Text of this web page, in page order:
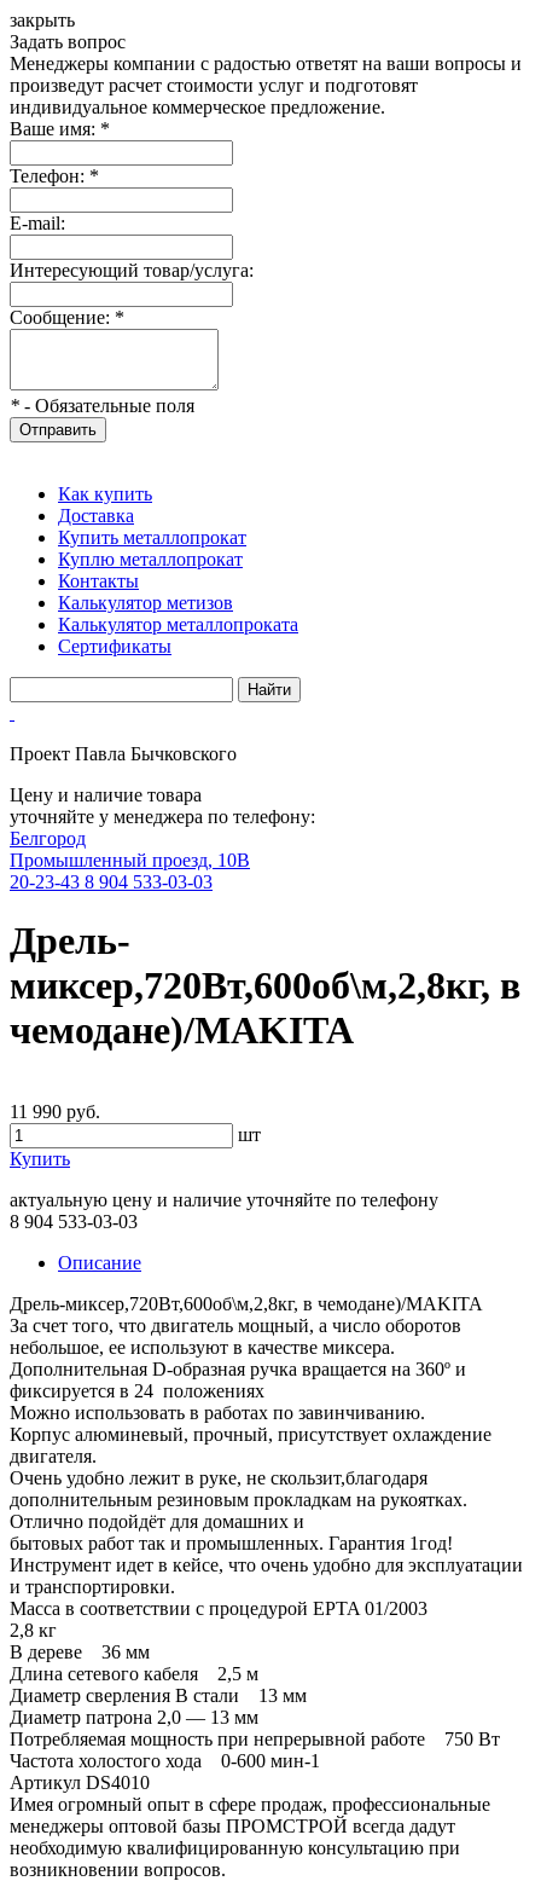
закрыть
Задать вопрос
Менеджеры компании с радостью ответят на ваши вопросы и
произведут расчет стоимости услуг и подготовят
индивидуальное коммерческое предложение.
Ваше имя: *
Телефон: *
E-mail:
Интересующий товар/услуга:
Сообщение: *
* - Обязательные поля
Отправить
Как купить
Доставка
Купить металлопрокат
Куплю металлопрокат
Контакты
Калькулятор метизов
Калькулятор металлопроката
Сертификаты
Проект Павла Бычковского
Цену и наличие товара
уточняйте у менеджера по телефону:
Белгород
Промышленный проезд, 10В
20-23-43 8 904 533-03-03
Дрель-
миксер,720Вт,600об\м,2,8кг, в
чемодане)/MAKITA
11 990 руб.
шт
Купить
актуальную цену и наличие уточняйте по телефону
8 904 533-03-03
Описание
Дрель-миксер,720Вт,600об\м,2,8кг, в чемодане)/MAKITA
За счет того, что двигатель мощный, а число оборотов
небольшое, ее используют в качестве миксера.
Дополнительная D-образная ручка вращается на 360º и
фиксируется в 24 положениях
Можно использовать в работах по завинчиванию.
Корпус алюминевый, прочный, присутствует охлаждение
двигателя.
Очень удобно лежит в руке, не скользит,благодаря
дополнительным резиновым прокладкам на рукоятках.
Отлично подойдёт для домашних и
бытовых работ так и промышленных. Гарантия 1год!
Инструмент идет в кейсе, что очень удобно для эксплуатации
и транспортировки.
Масса в соответствии с процедурой EPTA 01/2003
2,8 кг
В дереве 36 мм
Длина сетевого кабеля 2,5 м
Диаметр сверления В стали 13 мм
Диаметр патрона 2,0 — 13 мм
Потребляемая мощность при непрерывной работе 750 Вт
Частота холостого хода 0-600 мин-1
Артикул DS4010
Имея огромный опыт в сфере продаж, профессиональные
менеджеры оптовой базы ПРОМСТРОЙ всегда дадут
необходимую квалифицированную консультацию при
возникновении вопросов.